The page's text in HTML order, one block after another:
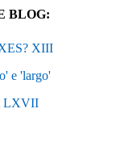
BLOG:
XIII
e 'largo'
LXVII